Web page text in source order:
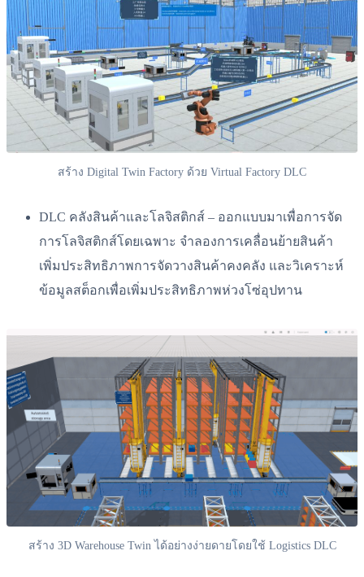
สร้าง Digital Twin Factory ด้วย Virtual Factory DLC
DLC คลังสินค้าและโลจิสติกส์ – ออกแบบมาเพื่อการจัด
การโลจิสติกส์โดยเฉพาะ จำลองการเคลื่อนย้ายสินค้า
เพิ่มประสิทธิภาพการจัดวางสินค้าคงคลัง และวิเคราะห์
ข้อมูลสต็อกเพื่อเพิ่มประสิทธิภาพห่วงโซ่อุปทาน
สร้าง 3D Warehouse Twin ได้อย่างง่ายดายโดยใช้ Logistics DLC